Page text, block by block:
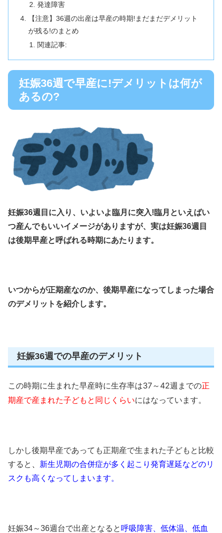
発達障害
【注意】36週の出産は早産の時期!まだまだデメリット
が残る!のまとめ
関連記事:
妊娠36週で早産に!デメリットは何が
あるの?
妊娠36週目 に入り、いよいよ臨月に突入!臨月といえばい
つ産んでもいいイメージがありますが、実は妊娠36週目
は後期早産と呼ばれる時期にあたります。
いつからが正期産なのか、後期早産になってしまった場合
のデメリットを紹介します。
妊娠36週での早産のデメリット
この時期に生まれた早産時に生存率は37～42週 までの正
期産で産まれた子どもと同じくらいにはなっています。
しかし後期早産であっても正期産で生まれた子どもと比較
すると
新生児期の合併症が多く起こり発育遅延などのリ
スクも高くなってしまいます。
妊娠34～36週台で出産となると 呼吸障害、低体温、低血